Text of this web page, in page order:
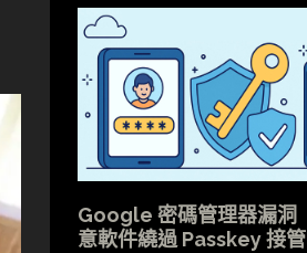
Google 密碼管理器漏
意軟件繞過 Passkey 接管